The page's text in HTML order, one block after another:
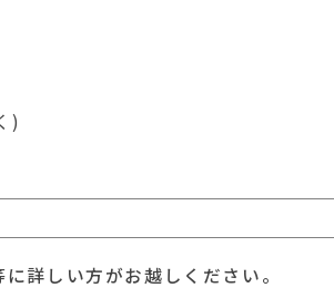
)
詳しい方がお越しください。